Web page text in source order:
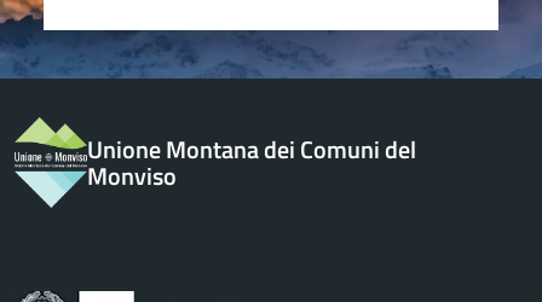
Unione Montana dei Comuni del
Monviso